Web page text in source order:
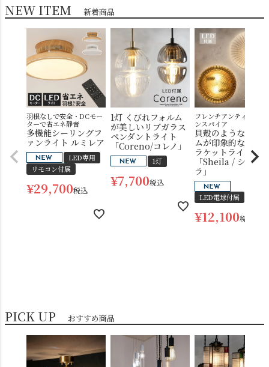
ステンドグラス
電球 雑貨
SNS
NEW ITEM 新着商品
羽根なしで安全・DCモー
ターで省エネ静音
多機能シーリングフ
ァンライト ルミレア
LED専用
リモコン付属
¥29,700税込
1灯 くびれフォルム
が美しいリブガラス
ペンダントライト
「Coreno/コレノ」
1灯
¥7,700税込
フレンチアンティークを
ンスパイア
貝殻のようなフォル
ムが印象的な2灯ブ
ラケットライト
「Sheila / シェイ
ラ」
LED電球付属
¥12,100税込
PICK UP おすすめ商品